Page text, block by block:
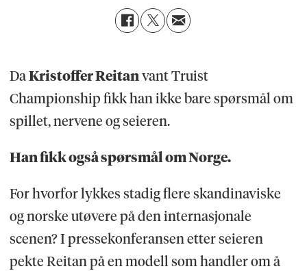
DaKristoffer Reitanvant Truist
Championship fikk han ikke bare spørsmål om
spillet, nervene og seieren.
Han fikk også spørsmål om Norge.
For hvorfor lykkes stadig flere skandinaviske
og norske utøvere på den internasjonale
scenen? I pressekonferansen etter seieren
pekte Reitan på en modell som handler om å